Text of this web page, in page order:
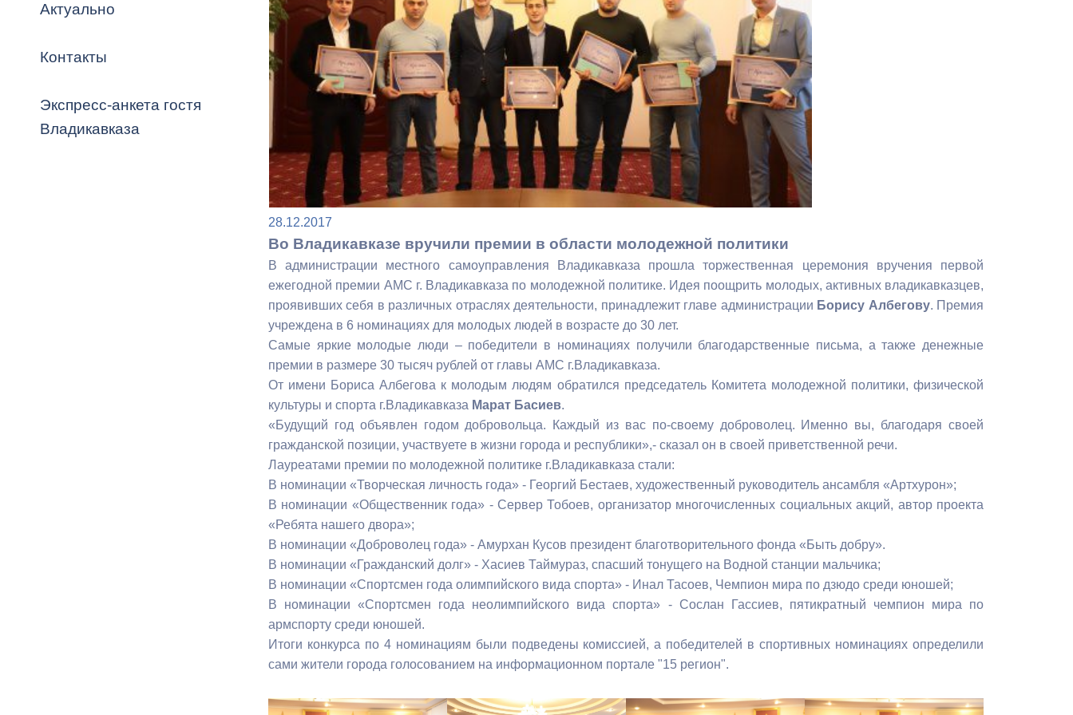
Владикавказ
Распоряжения, постановления Кадровая политика Противодействие коррупции
ОРВ и экспертиза НПА Контактная информация Градостроительная деятельность
Оценка деятельности органов
местного самоуправления
Списки граждан, состоящих на
учете в качестве нуждающихся в
улучшении жилищных условий по
г. Владикавказ
Формирование комфортной
городской среды
Бюджет для граждан
Пространственные сведения
Открытые данные
документов стратегического
планирования
чрезвычайных ситуациях
Незаконное строительство
Информация о результатах
проверок
Порядок обжалования решений и
действий органов местного
самоуправления
Информация финансового
Муниципальный контроль Выборы 2026
Актуально
Контакты
Экспресс-анкета гостя
Владикавказа
28.12.2017
Во Владикавказе вручили премии в области молодежной политики
В администрации местного самоуправления Владикавказа прошла торжественная церемония вручения первой
ежегодной премии АМС г. Владикавказа по молодежной политике. Идея поощрить молодых, активных владикавказцев,
проявивших себя в различных отраслях деятельности, принадлежит главе администрации Борису Албегову. Премия
учреждена в 6 номинациях для молодых людей в возрасте до 30 лет.
Самые яркие молодые люди – победители в номинациях получили благодарственные письма, а также денежные
премии в размере 30 тысяч рублей от главы АМС г.Владикавказа.
От имени Бориса Албегова к молодым людям обратился председатель Комитета молодежной политики, физической
культуры и спорта г.Владикавказа Марат Басиев.
«Будущий год объявлен годом добровольца. Каждый из вас по-своему доброволец. Именно вы, благодаря своей
гражданской позиции, участвуете в жизни города и республики»,- сказал он в своей приветственной речи.
Лауреатами премии по молодежной политике г.Владикавказа стали:
В номинации «Творческая личность года» - Георгий Бестаев, художественный руководитель ансамбля «Артхурон»;
В номинации «Общественник года» - Сервер Тобоев, организатор многочисленных социальных акций, автор проекта
«Ребята нашего двора»;
В номинации «Доброволец года» - Амурхан Кусов президент благотворительного фонда «Быть добру».
В номинации «Гражданский долг» - Хасиев Таймураз, спасший тонущего на Водной станции мальчика;
В номинации «Спортсмен года олимпийского вида спорта» - Инал Тасоев, Чемпион мира по дзюдо среди юношей;
В номинации «Спортсмен года неолимпийского вида спорта» - Сослан Гассиев, пятикратный чемпион мира по
армспорту среди юношей.
Итоги конкурса по 4 номинациям были подведены комиссией, а победителей в спортивных номинациях определили
сами жители города голосованием на информационном портале "15 регион".